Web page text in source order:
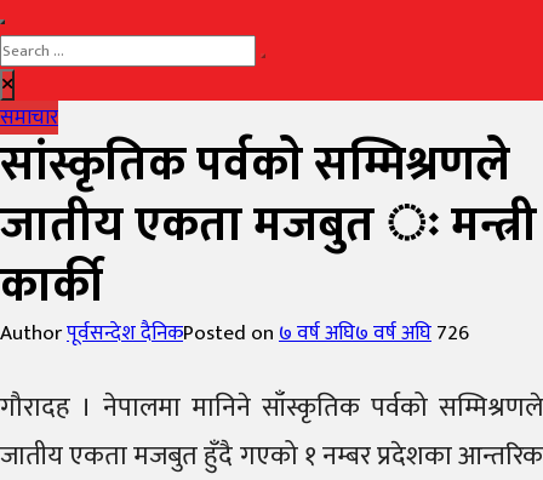
समाचार
सांस्कृतिक पर्वकाे सम्मिश्रणले
जातीय एकता मजबुत ः मन्त्री
कार्की
Authorपूर्वसन्देश दैनिकPosted on७ वर्ष अघि७ वर्ष अघि726
गौरादह । नेपालमा मानिने साँस्कृतिक पर्वको सम्मिश्रणले
जातीय एकता मजबुत हुँदै गएको १ नम्बर प्रदेशका आन्तरिक